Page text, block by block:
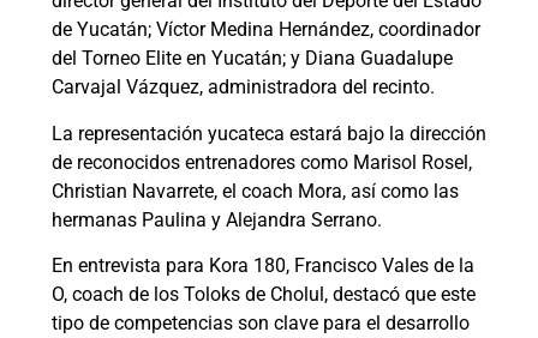
de Yucatán; Víctor Medina Hernández, coordinador
del Torneo Elite en Yucatán; y Diana Guadalupe
Carvajal Vázquez, administradora del recinto.
La representación yucateca estará bajo la dirección
de reconocidos entrenadores como Marisol Rosel,
Christian Navarrete, el coach Mora, así como las
hermanas Paulina y Alejandra Serrano.
En entrevista para Kora 180, Francisco Vales de la
O, coach de los Toloks de Cholul, destacó que este
tipo de competencias son clave para el desarrollo